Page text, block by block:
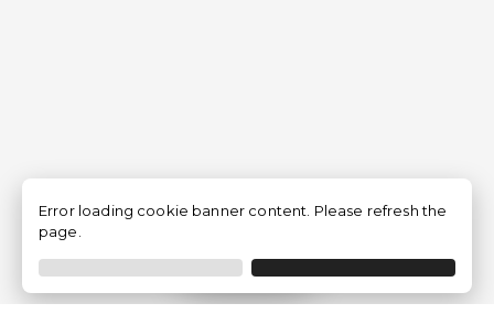
Filtrar
Error loading cookie banner content. Please refresh the
page.